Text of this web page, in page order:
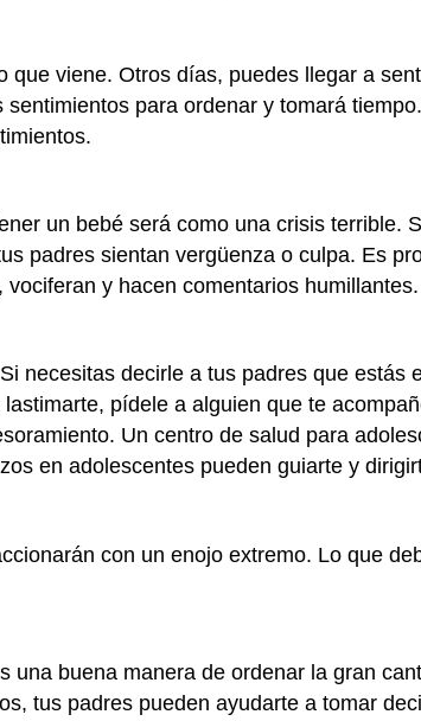
viene. Otros días, puedes llegar a
para ordenar y tomará
un bebé será como una crisis terrible.
padres sientan vergüenza o culpa. Es
y hacen comentarios
necesitas decirle a tus padres que estás
pídele a alguien que te
Un centro de salud para
en adolescentes pueden guiarte y
con un enojo extremo. Lo que
una buena manera de ordenar la gran
tus padres pueden ayudarte a tomar